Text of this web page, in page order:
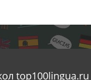
top100lingua.ru